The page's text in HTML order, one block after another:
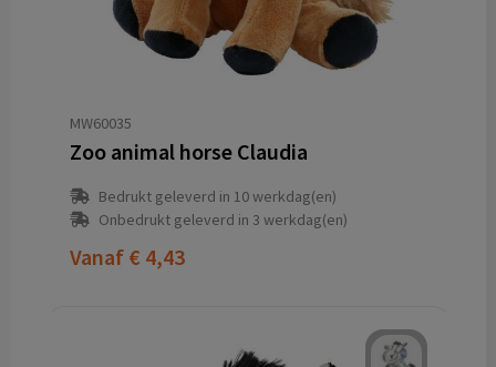
MW60035
Zoo animal horse Claudia
Bedrukt geleverd in 10 werkdag(en)
Onbedrukt geleverd in 3 werkdag(en)
Vanaf € 4,43